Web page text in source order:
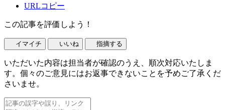
URLコピー
この記事を評価しよう！
イマイチ いいね 指摘する
いただいた内容は担当者が確認のうえ、順次対応いたしま
す。個々のご意見にはお返事できないことを予めご了承くだ
さいませ。